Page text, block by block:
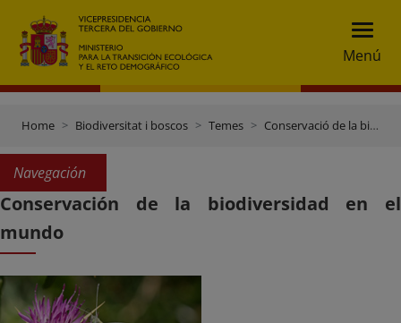
Menú
Home Biodiversitat i boscos Temes Conservació de la biodiversitat
Navegación
Conservación de la biodiversidad en el
mundo